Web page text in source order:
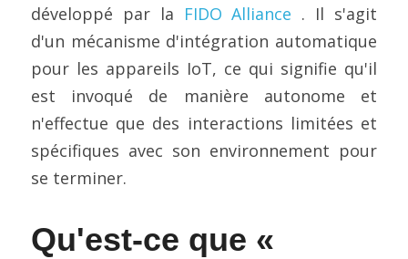
Construire un CAB
Preuve de certification
Configuration complète du framework
Fabrication
Bâtiments et infrastructures
Transport
Médias et divertissement
Finances et assurances
FIPS 140-3
Service cloud de l'UE
ISO 21434 et R155
FR 17640 | FITCEM | CSPN
RED-DA
Brochures
Nouvelles
Videos
Contact
Actualités
Projets EU et de Recherche
Contactez-nous
développé par la FIDO Alliance . Il s'agit
d'un mécanisme d'intégration automatique
pour les appareils IoT, ce qui signifie qu'il
est invoqué de manière autonome et
n'effectue que des interactions limitées et
spécifiques avec son environnement pour
se terminer.
Qu'est-ce que «